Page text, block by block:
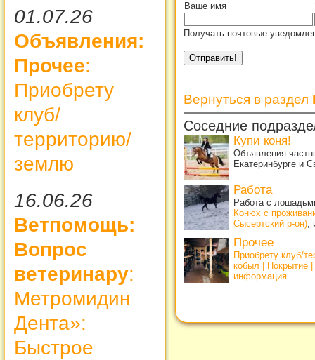
01.07.26
Объявления:
Прочее:
Приобрету
клуб/
территорию/
землю
16.06.26
Ветпомощь:
Вопрос
ветеринару:
Метромидин
Дента»:
Быстрое
Ваше имя
Получать почтовые
Вернуться в раздел
Соседние
Купи коня!
Объявления
Екатеринбурге и
Работа
Работа с
Конюх с
Сысертский р-он),
Прочее
Приобрету клуб/
кобыл | Покрытие
информация.